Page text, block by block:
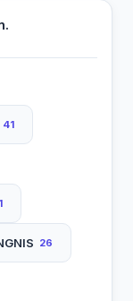
41
26